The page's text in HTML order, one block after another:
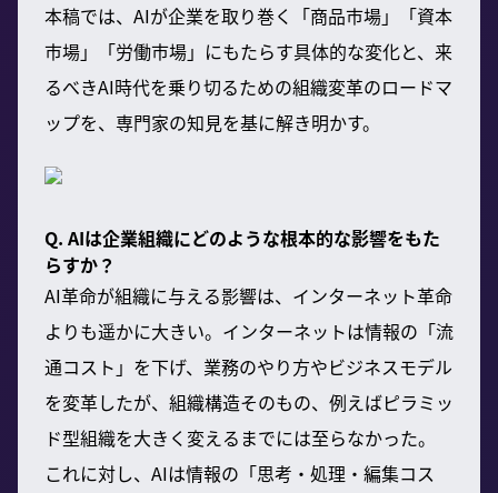
本稿では、AIが企業を取り巻く「商品市場」「資本
市場」「労働市場」にもたらす具体的な変化と、来
るべきAI時代を乗り切るための組織変革のロードマ
ップを、専門家の知見を基に解き明かす。
Q. AIは企業組織にどのような根本的な影響をもた
らすか？
AI革命が組織に与える影響は、インターネット革命
よりも遥かに大きい。インターネットは情報の「流
通コスト」を下げ、業務のやり方やビジネスモデル
を変革したが、組織構造そのもの、例えばピラミッ
ド型組織を大きく変えるまでには至らなかった。
これに対し、AIは情報の「思考・処理・編集コス